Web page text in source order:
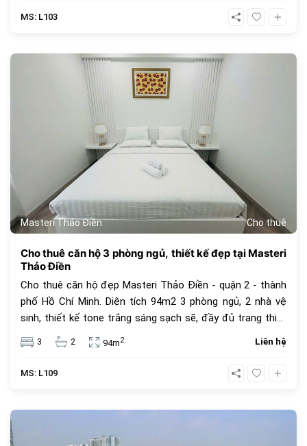
MS: L103
Masteri Thảo Điền Cho thuê
Cho thuê căn hộ 3 phòng ngủ, thiết kế đẹp tại Masteri
Thảo Điền
Cho thuê căn hộ đẹp Masteri Thảo Điền - quận 2 - thành
phố Hồ Chí Minh. Diện tích 94m2 3 phòng ngủ, 2 nhà vệ
sinh, thiết kế tone trắng sáng sạch sẽ, đầy đủ trang thiết
bị nội thấp cao cấp. Giá cho thuê 35 triệu VNĐ, giá thuê đã
bao gồm phí quản lý căn hộ.
3 2 94m2 Liên hệ
MS: L109